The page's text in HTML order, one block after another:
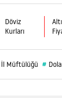
Döviz
Kurları
İl Müftülüğü #